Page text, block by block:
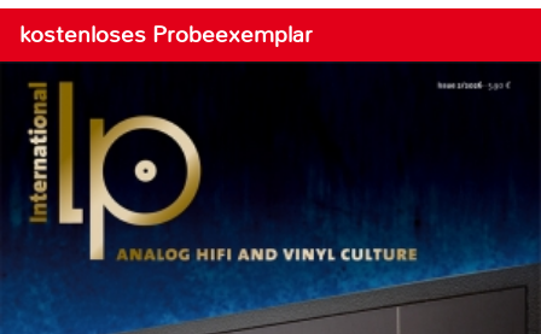
kostenloses Probeexemplar